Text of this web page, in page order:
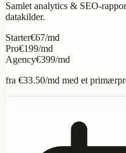
Samlet analytics & SEO-
datakilder.
Starter€67/md
Pro€199/md
Agency€399/md
fra €33.50/md med et